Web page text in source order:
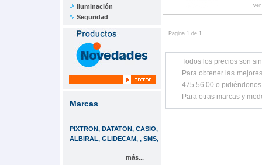
Iluminación
Seguridad
Marcas
PIXTRON, DATATON, CASIO,
ALBIRAL, GLIDECAM, , SMS,
más...
ver
Pagina 1 de 1
Todos los precios son
Para obtener las
475 56 00 o
Para otras marcas y